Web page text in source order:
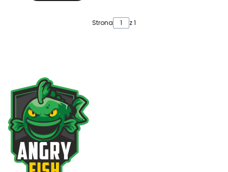
Strona z 1